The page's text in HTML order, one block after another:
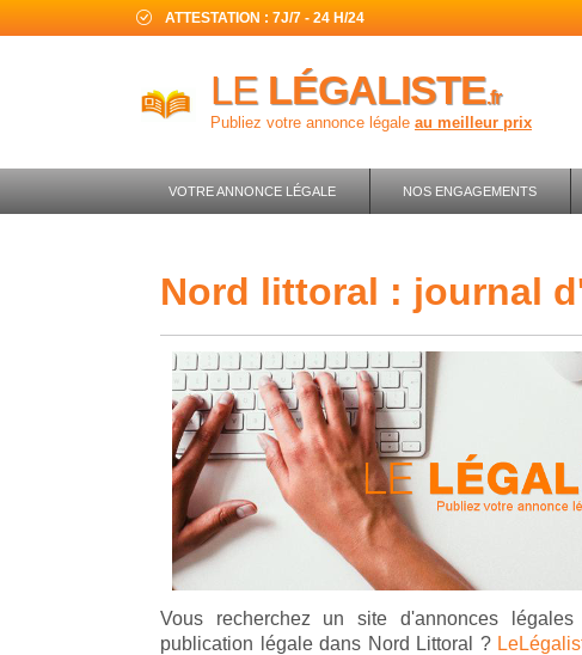
ATTESTATION : 7J/7 - 24 H/24
LE LÉGALISTE.fr
Publiez votre annonce légale au meilleur prix
VOTRE ANNONCE LÉGALE NOS ENGAGEMENTS
nord littoral : journal
Vous recherchez un site d'annonces
publication légale dans Nord Littoral ?